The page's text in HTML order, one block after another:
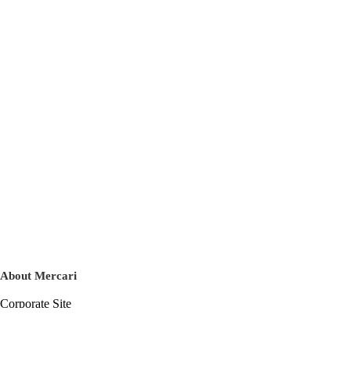
About Mercari
Corporate Site